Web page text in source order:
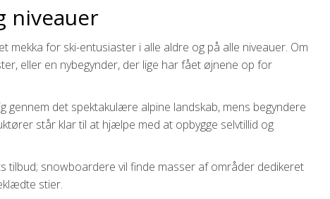
niveauer
mekka for ski-entusiaster i alle aldre og på alle niveauer. Om
eller en nybegynder, der lige har fået øjnene op for
det spektakulære alpine landskab, mens begyndere
står klar til at hjælpe med at opbygge selvtillid og
tilbud; snowboardere vil finde masser af områder dedikeret
stier.